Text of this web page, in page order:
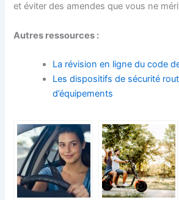
et éviter des amendes que vous ne
Autres ressources :
La révision en ligne du code
Les dispositifs de sécurité
d’équipements